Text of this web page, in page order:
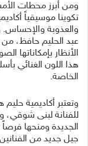
ومن أبرز محطات
تكوينا موسيقياً
والعذوبة والإحساس.
عبد الحليم حافظ، من
الأنظار بإمكاناتها
هذا اللون الغنائي
الخاصة.
وتعتبر أكاديمية
للفنانة لبنى شوقي،
الجديدة ومنحها
جيل جديد من